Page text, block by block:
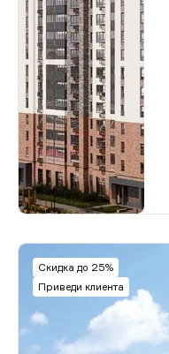
Скидка до 25%
Приведи клиента